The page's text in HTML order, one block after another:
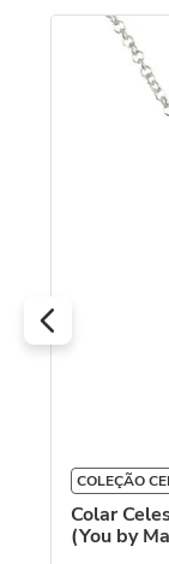
COLEÇÃO
Colar
(You by